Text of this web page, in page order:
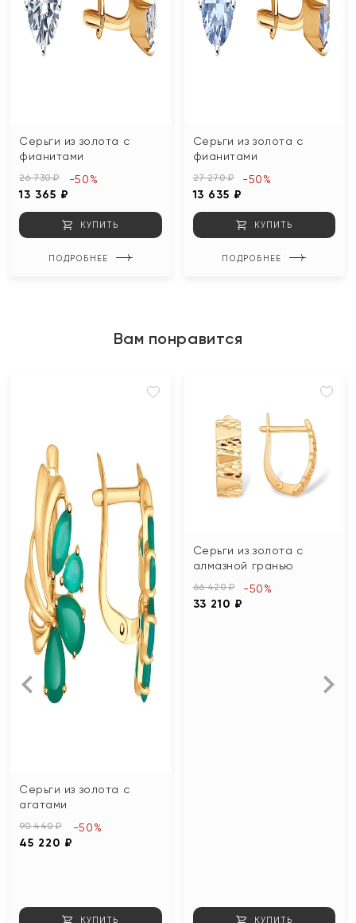
Серьги из золота с
фианитами
26 730 ₽
13 365 ₽
-50%
КУПИТЬ
ПОДРОБНЕЕ
Серьги из золота с
фианитами
27 270 ₽
13 635 ₽
-50%
КУПИТЬ
ПОДРОБНЕЕ
Вам понравится
Серьги из золота с
агатами
90 440 ₽
45 220 ₽
-50%
КУПИТЬ
Серьги из золота с
алмазной гранью
66 420 ₽
33 210 ₽
-50%
КУПИТЬ